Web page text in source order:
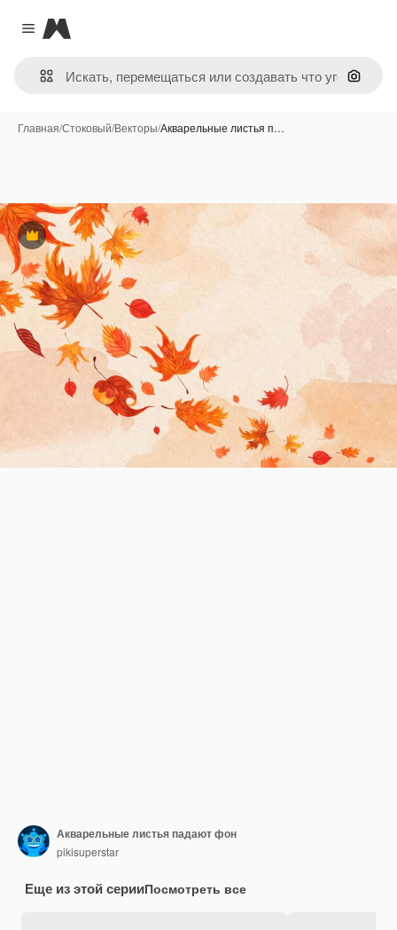
Close menu
Magnific
Поиск
Главная/Стоковый/Векторы/Акварельные листья п…
Премиум
Акварельные листья падают фон
pikisuperstar
Еще из этой серииПосмотреть все